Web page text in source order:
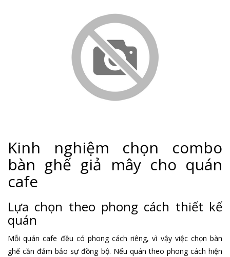
Kinh nghiệm chọn combo
bàn ghế giả mây cho quán
cafe
Lựa chọn theo phong cách thiết kế
quán
Mỗi quán cafe đều có phong cách riêng, vì vậy việc chọn bàn
ghế cần đảm bảo sự đồng bộ. Nếu quán theo phong cách hiện